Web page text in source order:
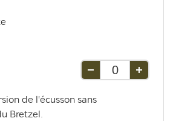
Retirer
unité
Ajouter
de l'écusson sans
Bretzel.